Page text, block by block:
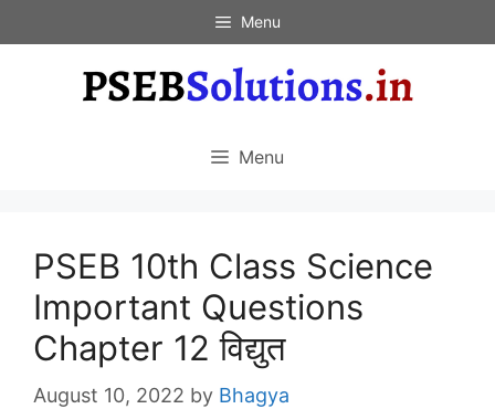
to
Menu
Menu
PSEB 10th Class Science
Important Questions
Chapter 12 विद्युत
August 10, 2022 by Bhagya